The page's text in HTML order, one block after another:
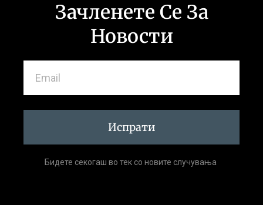
Зачленете Се За
Новости
Испрати
Бидете секогаш во тек со новите случувања